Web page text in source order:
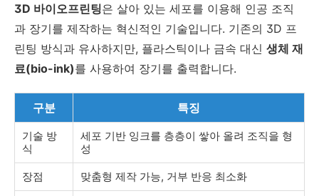
3D 바이오프린팅은 살아 있는 세포를 이용해 인공 조직
과 장기를 제작하는 혁신적인 기술입니다. 기존의 3D 프
린팅 방식과 유사하지만, 플라스틱이나 금속 대신 생체 재
료(bio-ink)를 사용하여 장기를 출력합니다.
구분 특징
기술 방
식
세포 기반 잉크를 층층이 쌓아 올려 조직을 형
성
장점 맞춤형 제작 가능, 거부 반응 최소화